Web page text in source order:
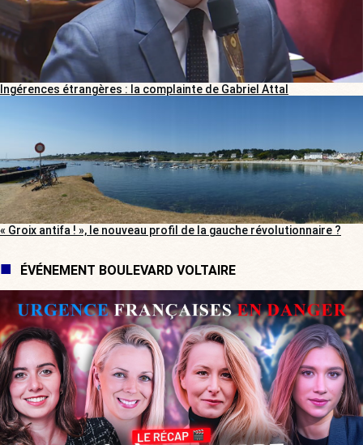
Ingérences étrangères : la complainte de Gabriel Attal
« Groix antifa ! », le nouveau profil de la gauche révolutionnaire ?
ÉVÉNEMENT BOULEVARD VOLTAIRE